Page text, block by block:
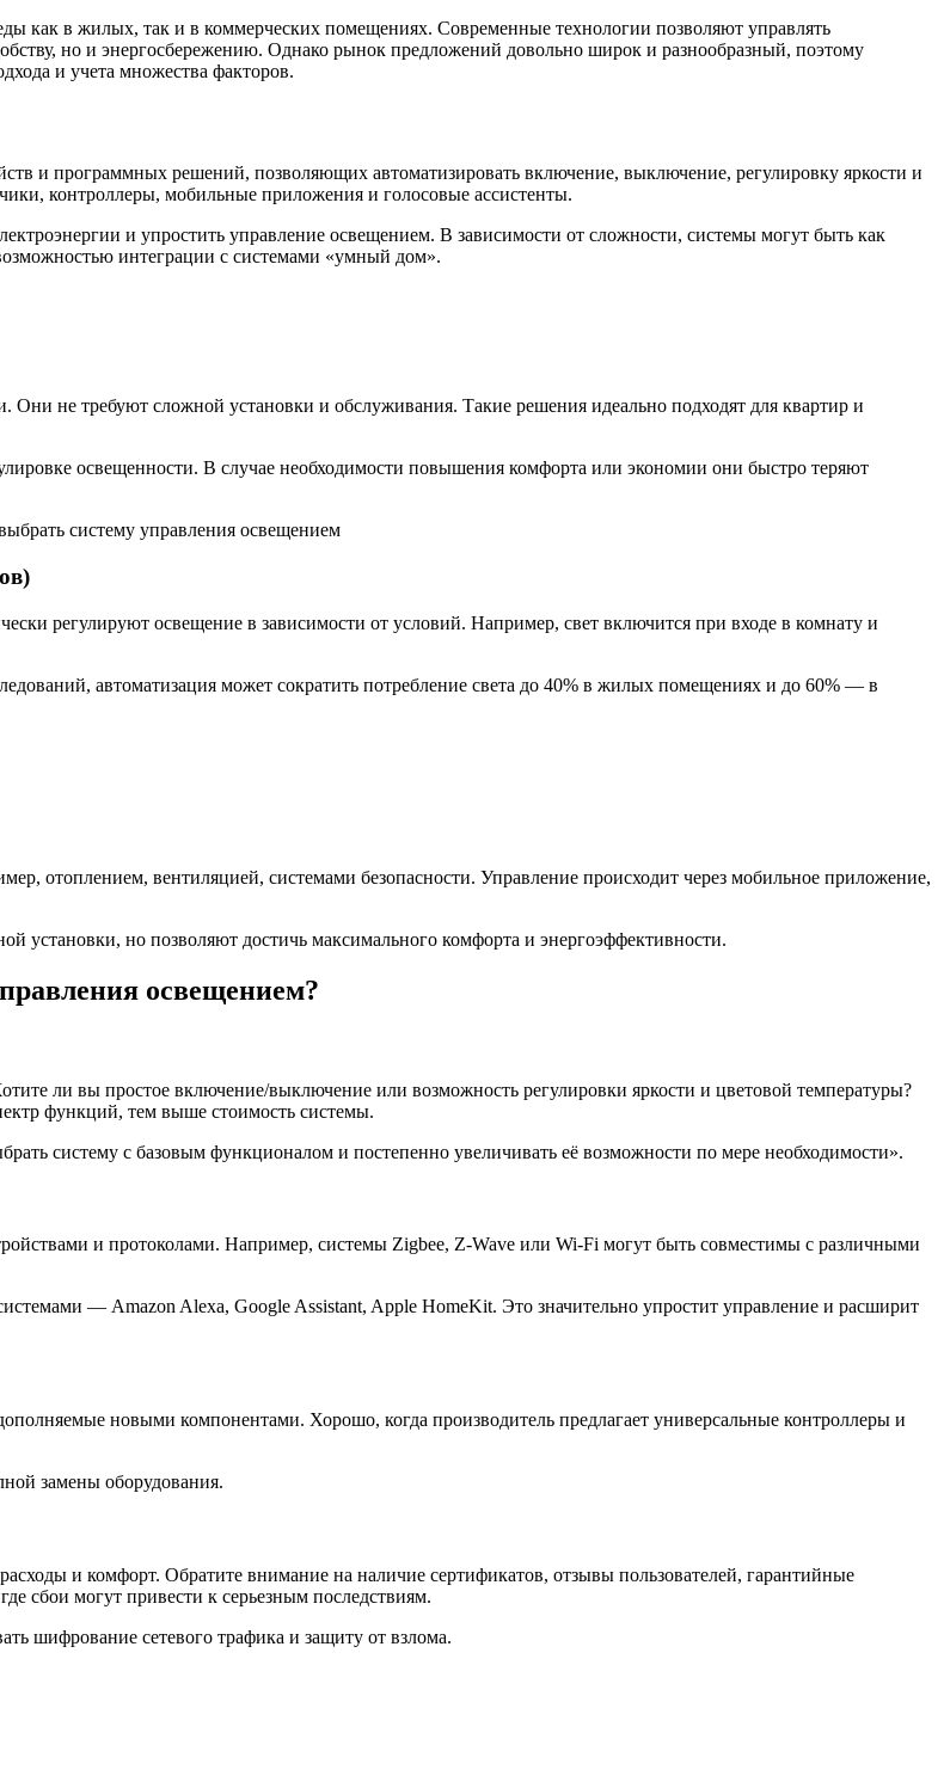
как в жилых, так и в коммерческих помещениях. Современные технологии позволяют управлять
но и энергосбережению. Однако рынок предложений довольно широк и разнообразный, поэтому
и учета множества факторов.
и программных решений, позволяющих автоматизировать включение, выключение, регулировку яркости и
контроллеры, мобильные приложения и голосовые ассистенты.
и упростить управление освещением. В зависимости от сложности, системы могут быть как
интеграции с системами «умный дом».
не требуют сложной установки и обслуживания. Такие решения идеально подходят для квартир и
освещенности. В случае необходимости повышения комфорта или экономии они быстро теряют
регулируют освещение в зависимости от условий. Например, свет включится при входе в комнату и
автоматизация может сократить потребление света до 40% в жилых помещениях и до 60% — в
отоплением, вентиляцией, системами безопасности. Управление происходит через мобильное приложение,
установки, но позволяют достичь максимального комфорта и энергоэффективности.
освещением?
ли вы простое включение/выключение или возможность регулировки яркости и цветовой температуры?
функций, тем выше стоимость системы.
систему с базовым функционалом и постепенно увеличивать её возможности по мере необходимости».
и протоколами. Например, системы Zigbee, Z-Wave или Wi-Fi могут быть совместимы с различными
— Amazon Alexa, Google Assistant, Apple HomeKit. Это значительно упростит управление и расширит
новыми компонентами. Хорошо, когда производитель предлагает универсальные контроллеры и
замены оборудования.
и комфорт. Обратите внимание на наличие сертификатов, отзывы пользователей, гарантийные
сбои могут привести к серьезным последствиям.
шифрование сетевого трафика и защиту от взлома.